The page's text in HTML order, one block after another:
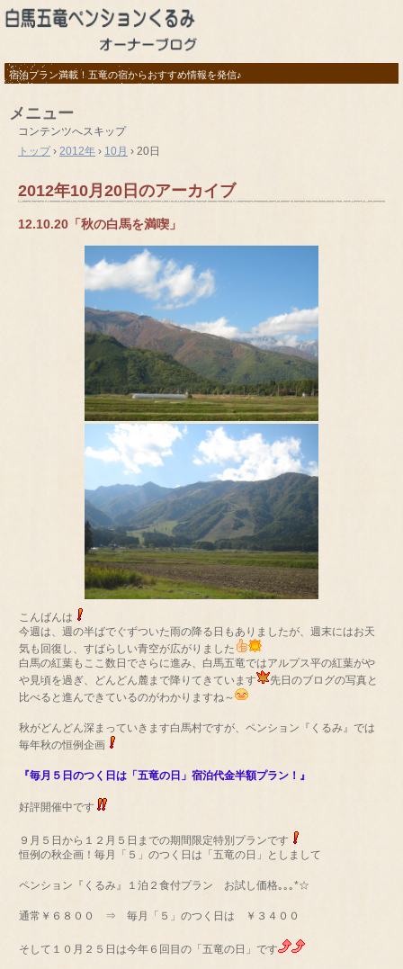
宿泊プラン満載！五竜の宿からおすすめ情報を発信♪
メニュー
コンテンツへスキップ
トップ › 2012年 › 10月 › 20日
2012年10月20日 のアーカイブ
12.10.20「秋の白馬を満喫」
こんばんは
今週は、週の半ばでぐずついた雨の降る日もありましたが、週末にはお天
気も回復し、すばらしい青空が広がりました
白馬の紅葉もここ数日でさらに進み、白馬五竜ではアルプス平の紅葉がや
や見頃を過ぎ、どんどん麓まで降りてきています
先日のブログの写真と
比べると進んできているのがわかりますね～
秋がどんどん深まっていきます白馬村ですが、ペンション『くるみ』では
毎年秋の恒例企画
『毎月５日のつく日は「五竜の日」宿泊代金半額プラン！』
好評開催中です
９月５日から１２月５日までの期間限定特別プランです
恒例の秋企画！毎月「５」のつく日は「五竜の日」としまして
ペンション『くるみ』１泊２食付プラン お試し価格｡｡｡*☆
通常￥６８００ ⇒ 毎月「５」のつく日は ￥３４００
そして１０月２５日は今年６回目の「五竜の日」です